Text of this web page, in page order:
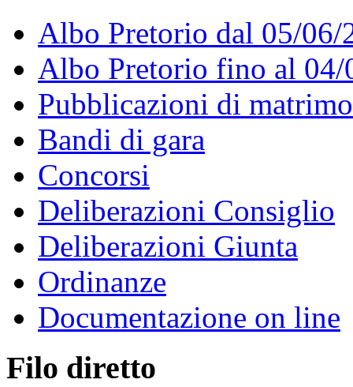
Albo Pretorio dal 05/06/
Albo Pretorio fino al 04/
Pubblicazioni di
Bandi di gara
Concorsi
Deliberazioni Consiglio
Deliberazioni Giunta
Ordinanze
Documentazione on line
Filo diretto